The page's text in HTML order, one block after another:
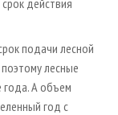
подачи лесной
лесные
года. А объем
год с